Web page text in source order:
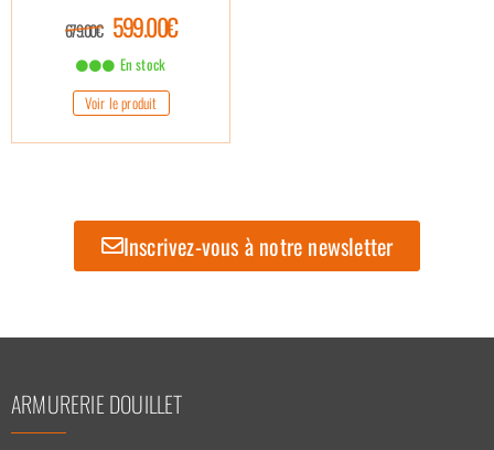
679.00€ 599.00€
En stock
Voir le produit
Inscrivez-vous à notre newsletter
ARMURERIE DOUILLET